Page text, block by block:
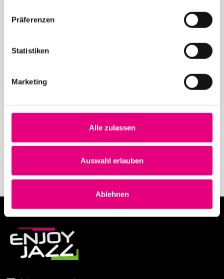
Präferenzen
Statistiken
Marketing
Alle zulassen
Auswahl erlauben
Ablehnen
Become a friend!
exklusive Informationen rund um das Festival.
Stay up to date!
Enjoy Jazz-Newsletter.
Newsletter abonnieren